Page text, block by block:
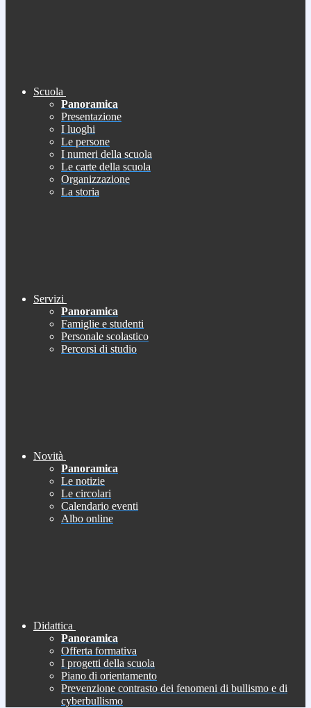
Scuola
Panoramica
Presentazione
I luoghi
Le persone
I numeri della scuola
Le carte della scuola
Organizzazione
La storia
Servizi
Panoramica
Famiglie e studenti
Personale scolastico
Percorsi di studio
Novità
Panoramica
Le notizie
Le circolari
Calendario eventi
Albo online
Didattica
Panoramica
Offerta formativa
I progetti della scuola
Piano di orientamento
Prevenzione contrasto dei fenomeni di bullismo e di
cyberbullismo